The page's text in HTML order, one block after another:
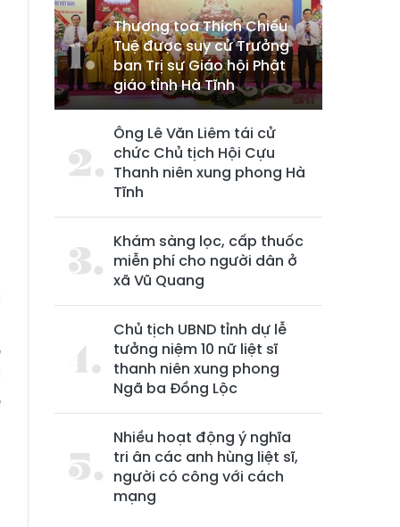
Thượng tọa Thích Chiếu
Tuệ được suy cử Trưởng
ban Trị sự Giáo hội Phật
giáo tỉnh Hà Tĩnh
Ông Lê Văn Liêm tái cử
chức Chủ tịch Hội Cựu
Thanh niên xung phong Hà
Tĩnh
Khám sàng lọc, cấp thuốc
miễn phí cho người dân ở
xã Vũ Quang
Chủ tịch UBND tỉnh dự lễ
tưởng niệm 10 nữ liệt sĩ
thanh niên xung phong
Ngã ba Đồng Lộc
Nhiều hoạt động ý nghĩa
tri ân các anh hùng liệt sĩ,
người có công với cách
mạng